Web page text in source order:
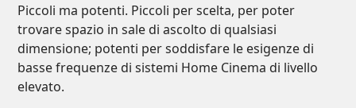
Piccoli ma potenti. Piccoli per scelta, per poter
trovare spazio in sale di ascolto di qualsiasi
dimensione; potenti per soddisfare le esigenze di
basse frequenze di sistemi Home Cinema di livello
elevato.